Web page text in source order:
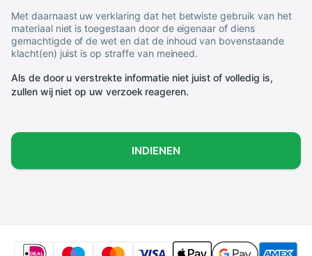
Met daarnaast uw verklaring dat het betwiste gebruik van het
materiaal niet is toegestaan door de eigenaar of diens
gemachtigde of de wet en dat de inhoud van bovenstaande
klacht(en) juist is op straffe van meineed.
Als de door u verstrekte informatie niet juist of volledig is,
zullen wij niet op uw verzoek reageren.
INDIENEN